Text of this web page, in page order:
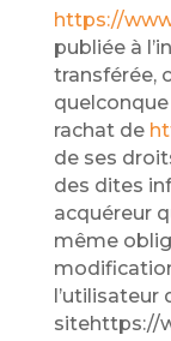
https://
publiée à
transférée,
quelconque
rachat de
de ses
des dites
acquéreur
même
l’utilisateur
sitehttps://